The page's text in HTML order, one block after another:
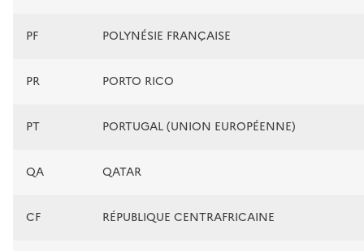
PF POLYNÉSIE FRANÇAISE
PR PORTO RICO
PT PORTUGAL (UNION EUROPÉENNE)
QA QATAR
CF RÉPUBLIQUE CENTRAFRICAINE